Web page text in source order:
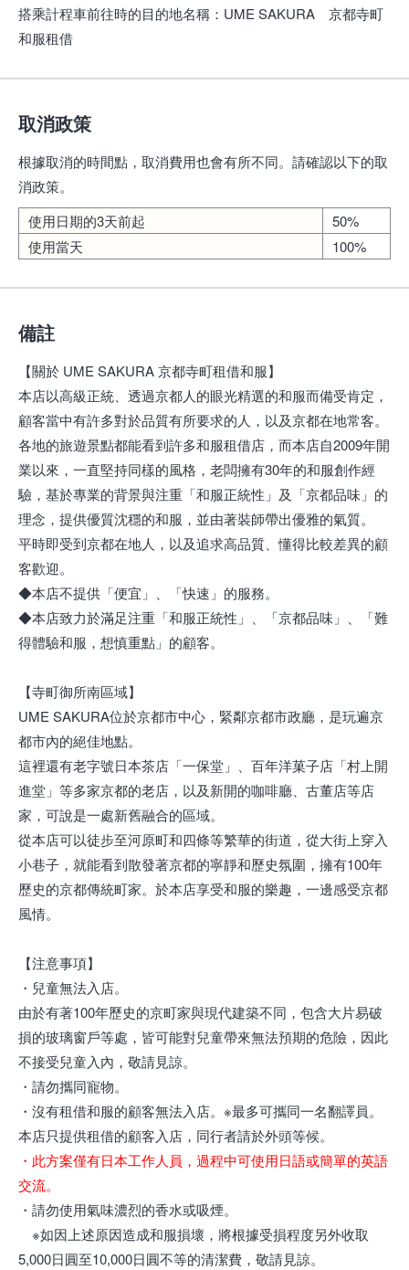
搭乘計程車前往時的目的地名稱 ： UME SAKURA 京都寺町
和服租借
取消政策
根據取消的時間點，取消費用也會有所不同。請確認以下的取
消政策。
使用日期的3天前起
50%
使用當天
100%
備註
【關於 UME SAKURA 京都寺町租借和服】
本店以高級正統、透過京都人的眼光精選的和服而備受肯定，
顧客當中有許多對於品質有所要求的人，以及京都在地常客。
各地的旅遊景點都能看到許多和服租借店，而本店自2009年開
業以來，一直堅持同樣的風格，老闆擁有30年的和服創作經
驗，基於專業的背景與注重「和服正統性」及「京都品味」的
理念，提供優質沈穩的和服，並由著裝師帶出優雅的氣質。
平時即受到京都在地人，以及追求高品質、懂得比較差異的顧
客歡迎。
◆本店不提供「便宜」、「快速」的服務。
◆本店致力於滿足注重「和服正統性」、「京都品味」、「難
得體驗和服，想慎重點」的顧客。
【寺町御所南區域】
UME SAKURA位於京都市中心，緊鄰京都市政廳，是玩遍京
都市內的絕佳地點。
這裡還有老字號日本茶店「一保堂」、百年洋菓子店「村上開
進堂」等多家京都的老店，以及新開的咖啡廳、古董店等店
家，可說是一處新舊融合的區域。
從本店可以徒步至河原町和四條等繁華的街道，從大街上穿入
小巷子，就能看到散發著京都的寧靜和歷史氛圍，擁有100年
歷史的京都傳統町家。於本店享受和服的樂趣，一邊感受京都
風情。
【注意事項】
・兒童無法入店。
由於有著100年歷史的京町家與現代建築不同，包含大片易破
損的玻璃窗戶等處，皆可能對兒童帶來無法預期的危險，因此
不接受兒童入內，敬請見諒。
・請勿攜同寵物。
・沒有租借和服的顧客無法入店。※最多可攜同一名翻譯員。
本店只提供租借的顧客入店，同行者請於外頭等候。
・此方案僅有日本工作人員，過程中可使用日語或簡單的英語
交流。
・請勿使用氣味濃烈的香水或吸煙。
※如因上述原因造成和服損壞，將根據受損程度另外收取
5,000日圓至10,000日圓不等的清潔費，敬請見諒。